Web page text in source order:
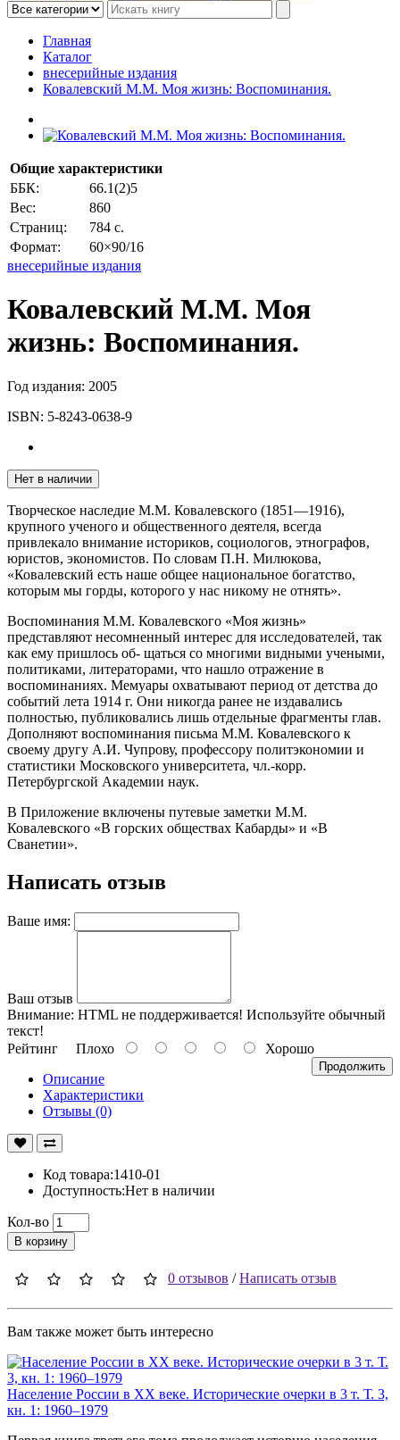
Главная
Каталог
внесерийные издания
Ковалевский М.М. Моя жизнь: Воспоминания.
Общие характеристики
ББК:
66.1(2)5
Вес:
860
Страниц:
784 с.
Формат:
60×90/16
внесерийные издания
Ковалевский М.М. Моя
жизнь: Воспоминания.
Год издания: 2005
ISBN: 5-8243-0638-9
Нет в наличии
Творческое наследие М.М. Ковалевского (1851—1916),
крупного ученого и общественного деятеля, всегда
привлекало внимание исто­риков, социологов, этнографов,
юристов, экономистов. По словам П.Н. Милюкова,
«Ковалевский есть наше общее национальное бо­гатство,
которым мы горды, которого у нас никому не отнять».
Воспоминания М.М. Ковалевского «Моя жизнь»
представляют несомненный интерес для исследователей, так
как ему пришлось об- щаться со многими видными учеными,
политиками, литераторами, что нашло отражение в
воспоминаниях. Мемуары охватывают пери­од от детства до
событий лета 1914 г. Они никогда ранее не издава­лись
полностью, публиковались лишь отдельные фрагменты глав.
Дополняют воспоминания письма М.М. Ковалевского к
своему другу А.И. Чупрову, профессору политэкономии и
статистики Мос­ковского университета, чл.-корр.
Петербургской Академии наук.
В Приложение включены путевые заметки М.М.
Ковалевского «В горских обществах Кабарды» и «В
Сванетии».
Написать отзыв
Ваше имя:
Ваш отзыв
Внимание: HTML не поддерживается! Используйте обычный
текст!
Рейтинг Плохо Хорошо
Продолжить
Описание
Характеристики
Отзывы (0)
Код товара:1410-01
Доступность:Нет в наличии
Кол-во
В корзину
0 отзывов /Написать отзыв
Вам также может быть интересно
Население России в ХХ веке. Исторические очерки в 3 т. Т. 3,
кн. 1: 1960–1979